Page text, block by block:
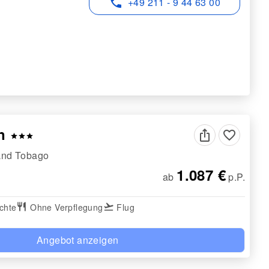
starstarstar favorite_border
Tobago
ab 1.087 € p.P.
restaurant Ohne Verpflegungflight_takeoff Flug
Angebot anzeigen